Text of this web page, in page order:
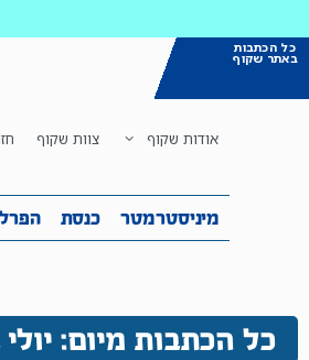
כל הכתבות
באתר שקוף
אודות שקוף צוות שקוף
מיניסטרמטר כנסת
מיניסטרמטר
כל הכתבות מיום: יולי ב22,